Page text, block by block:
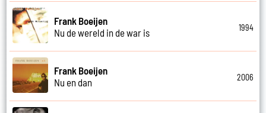
Frank Boeijen
Nu de wereld in de war is
1994
Frank Boeijen
Nu en dan
2006